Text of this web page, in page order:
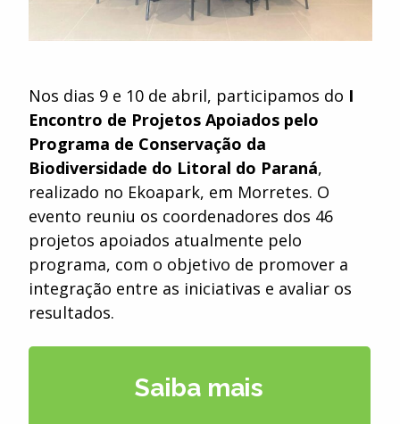
Nos dias 9 e 10 de abril, participamos do I
Encontro de Projetos Apoiados pelo
Programa de Conservação da
Biodiversidade do Litoral do Paraná,
realizado no Ekoapark, em Morretes. O
evento reuniu os coordenadores dos 46
projetos apoiados atualmente pelo
programa, com o objetivo de promover a
integração entre as iniciativas e avaliar os
resultados.
Saiba mais